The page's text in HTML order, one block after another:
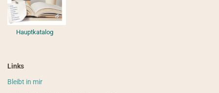
Hauptkatalog
Links
Bleibt in mir